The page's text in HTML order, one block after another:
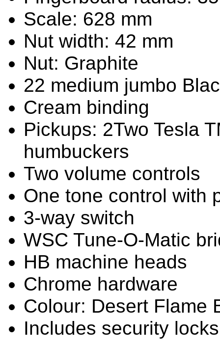
Scale: 628 mm
Nut width: 42 mm
Nut: Graphite
22 medium jumbo
Cream binding
Pickups: 2Two Tesla
humbuckers
Two volume controls
One tone control with
3-way switch
WSC Tune-O-Matic
HB machine heads
Chrome hardware
Colour: Desert Flame
Includes security locks